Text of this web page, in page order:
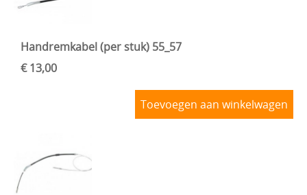
Handremkabel (per stuk) 55_57
€ 13,00
Toevoegen aan winkelwagen